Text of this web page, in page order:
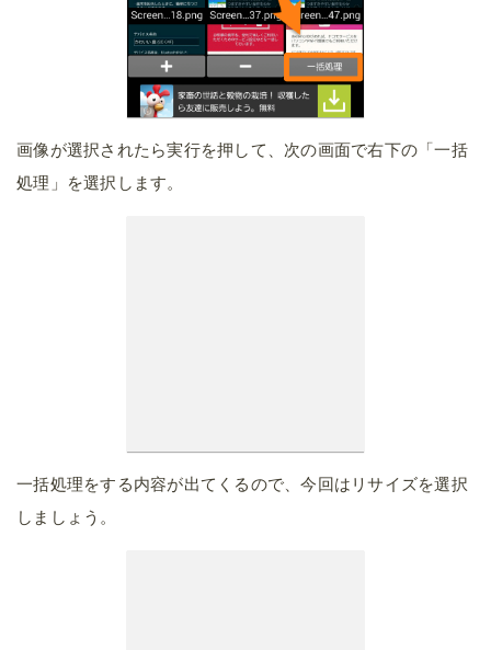
画像が選択されたら実行を押して、次の画面で右下の「一括
処理」を選択します。
一括処理をする内容が出てくるので、今回はリサイズを選択
しましょう。